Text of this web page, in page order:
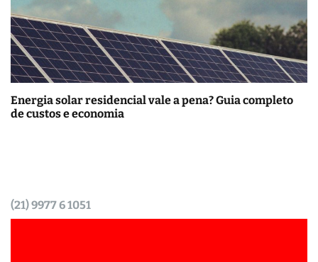
Energia solar residencial vale a pena? Guia completo
de custos e economia
(21) 9977 6 1051